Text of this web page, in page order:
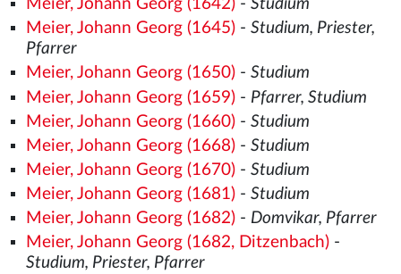
Meier, Johann Georg (1642)- Studium
Meier, Johann Georg (1645)- Studium, Priester,
Pfarrer
Meier, Johann Georg (1650)- Studium
Meier, Johann Georg (1659)- Pfarrer, Studium
Meier, Johann Georg (1660)- Studium
Meier, Johann Georg (1668)- Studium
Meier, Johann Georg (1670)- Studium
Meier, Johann Georg (1681)- Studium
Meier, Johann Georg (1682)- Domvikar, Pfarrer
Meier, Johann Georg (1682, Ditzenbach)-
Studium, Priester, Pfarrer